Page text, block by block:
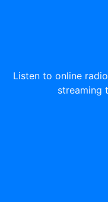
Listen to online
streaming